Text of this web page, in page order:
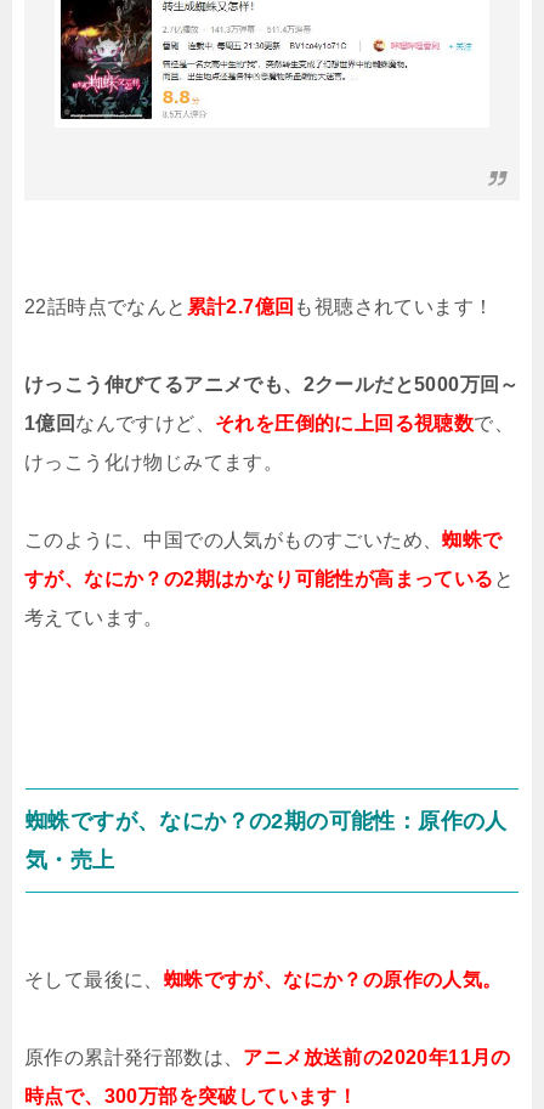
22話時点でなんと 累計2.7億回 も視聴されています！
けっこう伸びてるアニメでも、2クールだと5000万回～
1億回 なんですけど、 それを圧倒的に上回る視聴数で、
けっこう化け物じみてます。
このように、中国での人気がものすごいため、蜘蛛で
すが、なにか？の2期はかなり可能性が高まっている と
考えています。
蜘蛛ですが、なにか？の2期の可能性：原作の人
気・売上
そして最後に、 蜘蛛ですが、なにか？の原作の人気。
原作の累計発行部数は、 アニメ放送前の2020年11月の
時点で、300万部を突破しています！